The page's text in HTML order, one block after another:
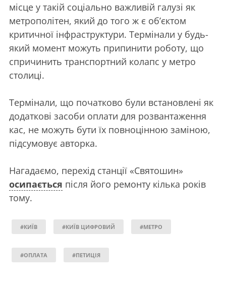
місце у такій соціально важливій галузі як
метрополітен, який до того ж є обʼєктом
критичної інфраструктури. Термінали у будь-
який момент можуть припинити роботу, що
спричинить транспортний колапс у метро
столиці.
Термінали, що початково були встановлені як
додаткові засоби оплати для розвантаження
кас, не можуть бути їх повноцінною заміною,
підсумовує авторка.
Нагадаємо, перехід станції «Святошин»
осипається після його ремонту кілька років
тому.
#КИЇВ #КИЇВ ЦИФРОВИЙ #МЕТРО
#ОПЛАТА #ПЕТИЦІЯ